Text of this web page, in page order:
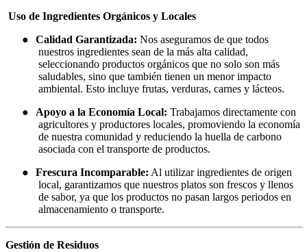
Uso de Ingredientes Orgánicos y Locales
●
Calidad Garantizada: Nos aseguramos de que todos
nuestros ingredientes sean de la más alta calidad,
seleccionando productos orgánicos que no solo son más
saludables, sino que también tienen un menor impacto
ambiental. Esto incluye frutas, verduras, carnes y lácteos.
●
Apoyo a la Economía Local: Trabajamos directamente con
agricultores y productores locales, promoviendo la economía
de nuestra comunidad y reduciendo la huella de carbono
asociada con el transporte de productos.
●
Frescura Incomparable: Al utilizar ingredientes de origen
local, garantizamos que nuestros platos son frescos y llenos
de sabor, ya que los productos no pasan largos periodos en
almacenamiento o transporte.
Gestión de Residuos